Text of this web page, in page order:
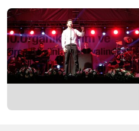
Bolu
Burdur
Bursa
Çanakkale
Çankırı